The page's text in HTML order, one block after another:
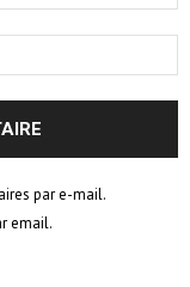
par e-mail.
email.